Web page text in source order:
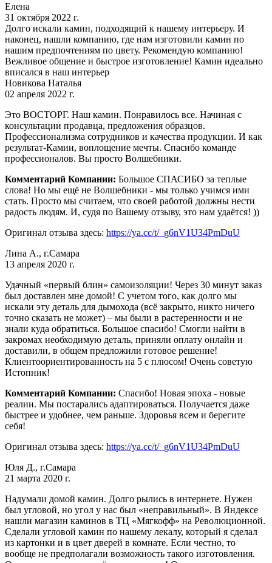
Елена
31 октября 2022 г.
Долго искали камин, подходящий к нашему интерьеру. И
наконец, нашли компанию, где нам изготовили камин по
нашим предпочтениям по цвету. Рекомендую компанию!
Вежливое общение и быстрое изготовление! Камин идеально
вписался в наш интерьер
Новикова Наталья
02 апреля 2022 г.
Это ВОСТОРГ. Наш камин. Понравилось все. Начиная с
консультации продавца, предложения образцов.
Профессионализма сотрудников и качества продукции. И как
результат-Камин, воплощение мечты. Спасибо команде
профессионалов. Вы просто Волшебники.
Комментарий Компании: Большое СПАСИБО за теплые
слова! Но мы ещё не Волшебники - мы только учимся ими
стать. Просто мы считаем, что своей работой должны нести
радость людям. И, судя по Вашему отзыву, это нам удаётся! ))
Оригинал отзыва здесь: https://ya.cc/t/_g6nV1U34PmDuU
Лина А., г.Самара
13 апреля 2020 г.
Удачный «первый блин» самоизоляции! Через 30 минут заказ
был доставлен мне домой! С учетом того, как долго мы
искали эту деталь для дымохода (всё закрыто, никто ничего
точно сказать не может) – мы были в растеренности и не
знали куда обратиться. Большое спасибо! Смогли найти в
закромах необходимую деталь, приняли оплату онлайн и
доставили, в общем предложили готовое решение!
Клиентоориентированность на 5 с плюсом! Очень советую
Истопник!
Комментарий Компании: Спасибо! Новая эпоха - новые
реалии. Мы постарались адаптироваться. Получается даже
быстрее и удобнее, чем раньше. Здоровья всем и берегите
себя!
Оригинал отзыва здесь: https://ya.cc/t/_g6nV1U34PmDuU
Юля Д., г.Самара
21 марта 2020 г.
Надумали домой камин. Долго рылись в интернете. Нужен
был угловой, но угол у нас был «неправильный». В Яндексе
нашли магазин каминов в ТЦ «Мягкофф» на Революционной.
Сделали угловой камин по нашему лекалу, который я сделал
из картонки и в цвет дверей в комнате. Если честно, то
вообще не предполагали возможность такого изготовления.